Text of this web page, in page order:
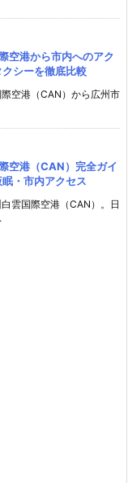
空港から市内へのアク
シーを徹底比較
空港（CAN）から広州市
空港（CAN）完全ガイ
・市内アクセス
雲国際空港（CAN）。日